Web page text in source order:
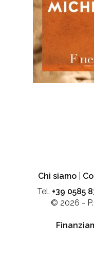
Chi siamo
Tel. +39 0585
© 2026 -